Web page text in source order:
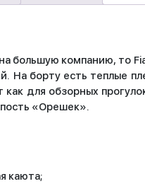
большую компанию, то
На борту есть теплые
как для обзорных
«Орешек».
каюта;